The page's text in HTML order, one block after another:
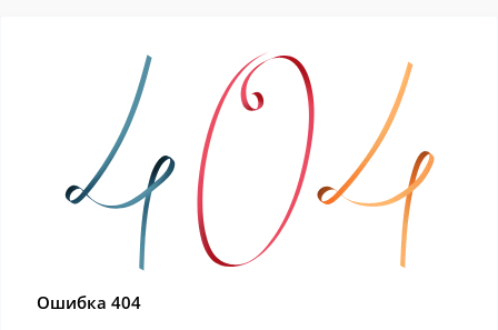
Ошибка 404